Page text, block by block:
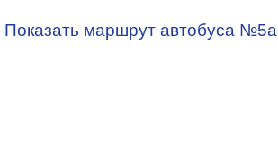
Показать маршрут автобуса №5а